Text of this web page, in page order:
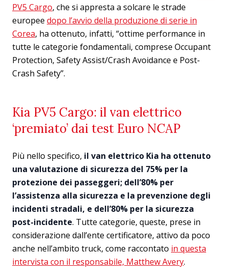
PV5 Cargo, che si appresta a solcare le strade
europee dopo l’avvio della produzione di serie in
Corea, ha ottenuto, infatti, “ottime performance in
tutte le categorie fondamentali, comprese Occupant
Protection, Safety Assist/Crash Avoidance e Post-
Crash Safety”.
Kia PV5 Cargo: il van elettrico
‘premiato’ dai test Euro NCAP
Più nello specifico, il van elettrico Kia ha ottenuto
una valutazione di sicurezza del 75% per la
protezione dei passeggeri; dell’80% per
l’assistenza alla sicurezza e la prevenzione degli
incidenti stradali, e dell’80% per la sicurezza
post-incidente. Tutte categorie, queste, prese in
considerazione dall’ente certificatore, attivo da poco
anche nell’ambito truck, come raccontato in questa
intervista con il responsabile, Matthew Avery.